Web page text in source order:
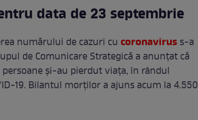
data de 23 septembrie
numărului de cazuri cu coronaviruss-a
de Comunicare Strategică a anunțat că
și-au pierdut viața, în rândul
19. Bilantul morților a ajuns acum la 4.550